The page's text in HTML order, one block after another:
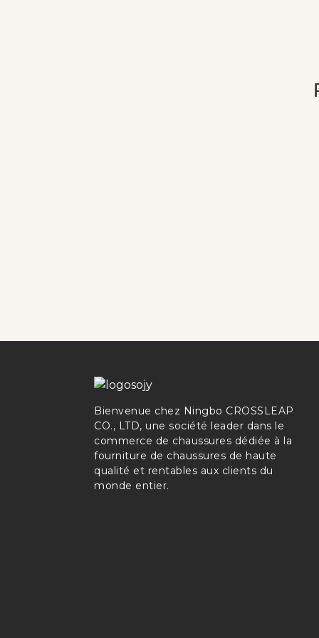
Bienvenue chez Ningbo CROSSLEAP
CO., LTD, une société leader dans le
commerce de chaussures dédiée à la
fourniture de chaussures de haute
qualité et rentables aux clients du
monde entier.